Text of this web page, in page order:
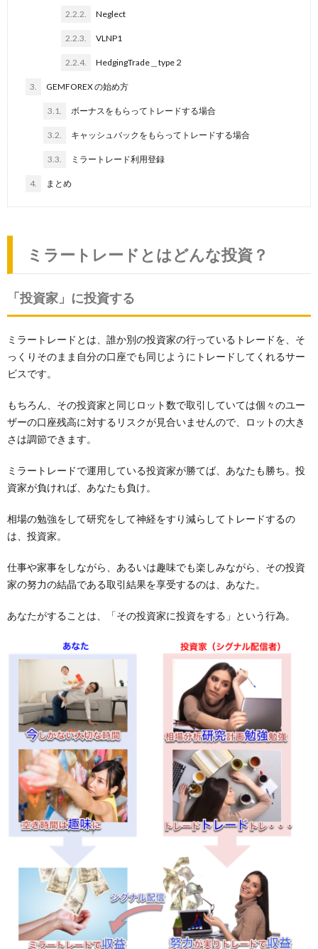
2.2.2. Neglect
2.2.3. VLNP1
2.2.4. HedgingTrade＿type２
3. GEMFOREX の始め方
3.1. ボーナスをもらってトレードする場合
3.2. キャッシュバックをもらってトレードする場合
3.3. ミラートレード利用登録
4. まとめ
ミラートレードとはどんな投資？
「投資家」に投資する
ミラートレードとは、誰か別の投資家の行っているトレードを、そ
っくりそのまま自分の口座でも同じようにトレードしてくれるサー
ビスです。
もちろん、その投資家と同じロット数で取引していては個々のユー
ザーの口座残高に対するリスクが見合いませんので、ロットの大き
さは調節できます。
ミラートレードで運用している投資家が勝てば、あなたも勝ち。投
資家が負ければ、あなたも負け。
相場の勉強をして研究をして神経をすり減らしてトレードするの
は、投資家。
仕事や家事をしながら、あるいは趣味でも楽しみながら、その投資
家の努力の結晶である取引結果を享受するのは、あなた。
あなたがすることは、「その投資家に投資をする」という行為。